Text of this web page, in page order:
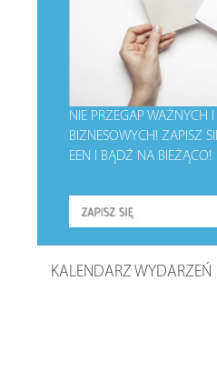
NIE PRZEGAP WAŻNYCH I
BIZNESOWYCH!ZAPISZ
EEN I BĄDŹ NA BIEŻĄCO!
KALENDARZ WYDARZEŃ